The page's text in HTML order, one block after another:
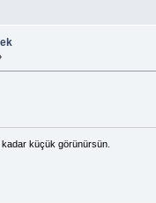
küçük görünürsün.